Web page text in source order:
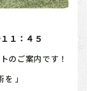
１：４５
のご案内です！
」